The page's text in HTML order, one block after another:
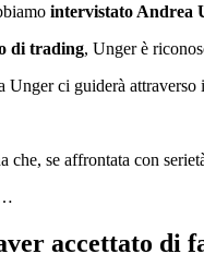
intervistato Andrea
di trading, Unger è
Unger ci guiderà
se affrontata con
accettato di